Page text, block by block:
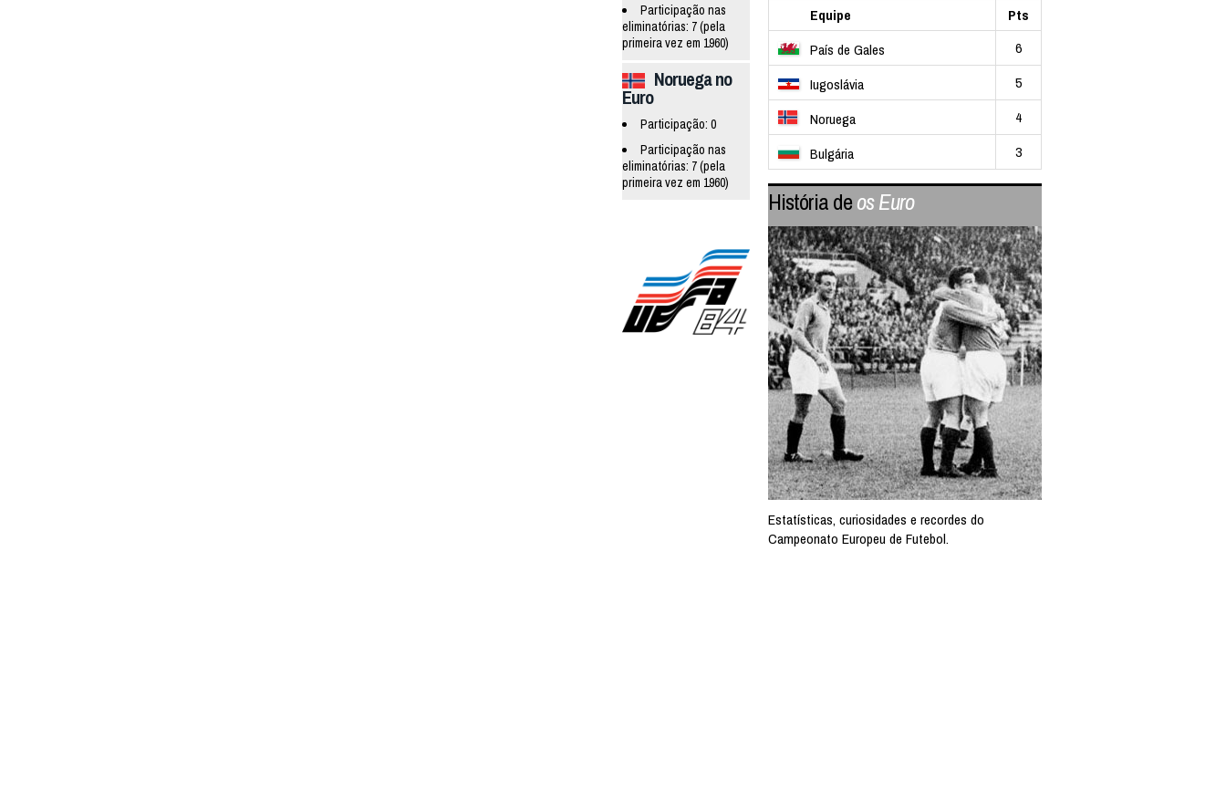
Participação nas
eliminatórias: 7 (pela
primeira vez em 1960)
Noruega no
Euro
Participação: 0
Participação nas
eliminatórias: 7 (pela
primeira vez em 1960)
Equipe
Pts
País de Gales
6
Iugoslávia
5
Noruega
4
Bulgária
3
História deos Euro
Estatísticas, curiosidades e recordes do
Campeonato Europeu de Futebol.